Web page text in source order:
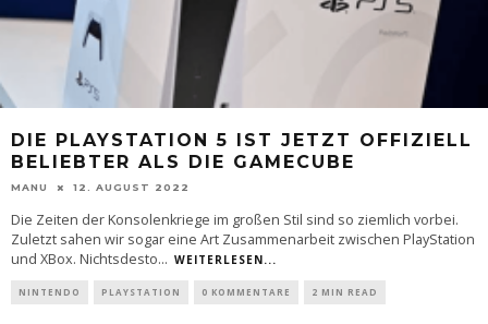
DIE PLAYSTATION 5 IST JETZT OFFIZIELL
BELIEBTER ALS DIE GAMECUBE
MANU 12. AUGUST 2022
Die Zeiten der Konsolenkriege im großen Stil sind so ziemlich vorbei.
Zuletzt sahen wir sogar eine Art Zusammenarbeit zwischen PlayStation
und XBox. Nichtsdesto... WEITERLESEN...
NINTENDO PLAYSTATION 0 KOMMENTARE 2 MIN READ